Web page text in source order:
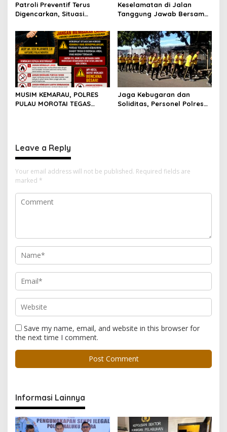
Patroli Preventif Terus
Digencarkan, Situasi
Morotai Tetap Aman dan
Kondusif
Keselamatan di Jalan
Tanggung Jawab Bersama,
Edukasi Cegah Kecelakaan
Lalu Lintas
MUSIM KEMARAU, POLRES
PULAU MOROTAI TEGAS
Jaga Kebugaran dan
Soliditas, Personel Polres
Leave a Reply
Your email address will not be published. Required fields are
marked *
Save my name, email, and website in this browser for
the next time I comment.
Informasi Lainnya